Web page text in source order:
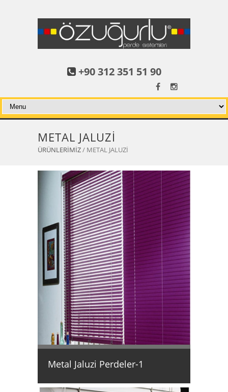
+90 312 351 51 90
METAL JALUZİ
ÜRÜNLERİMİZ/ METAL JALUZİ
Metal Jaluzi Perdeler-1